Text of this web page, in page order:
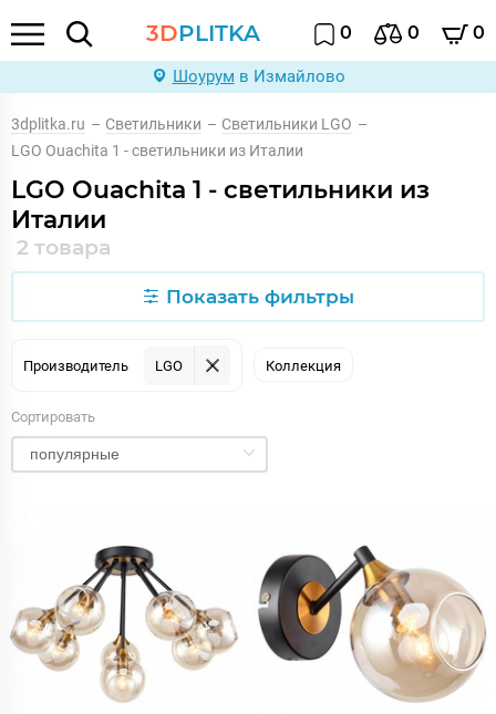
3DPLITKA 0 0 0
Шоурум в Измайлово
3dplitka.ru – Светильники – Светильники LGO –
LGO Ouachita 1 - светильники из Италии
LGO Ouachita 1 - светильники из
Италии
2 товара
Показать фильтры
Производитель LGO Коллекция
Сортировать